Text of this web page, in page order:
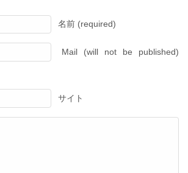
名前 (required)
Mail (will not be published)
サイト